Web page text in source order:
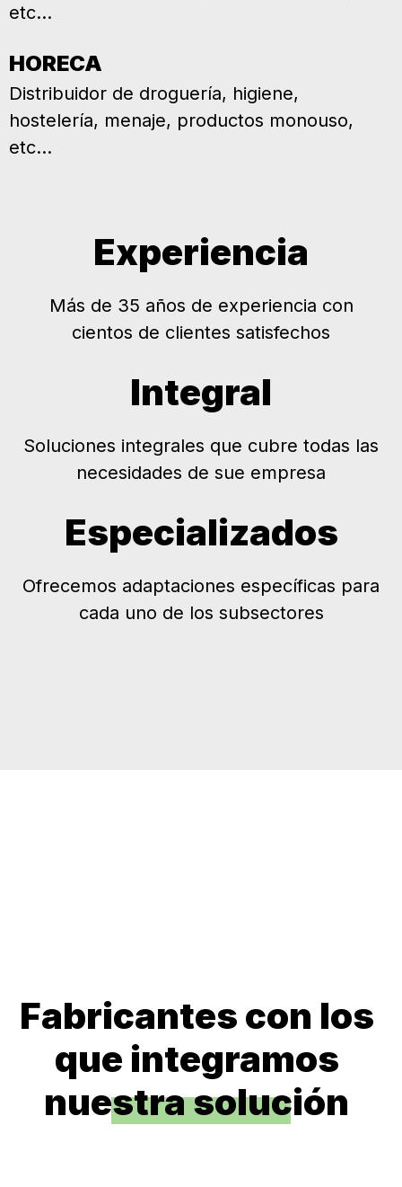
etc...
HORECA
Distribuidor de droguería, higiene,
hostelería, menaje, productos monouso,
etc...
Experiencia
Más de 35 años de experiencia con
cientos de clientes satisfechos
Integral
Soluciones integrales que cubre todas las
necesidades de sue empresa
Especializados
Ofrecemos adaptaciones específicas para
cada uno de los subsectores
Fabricantes con los
que integramos
nuestra solución